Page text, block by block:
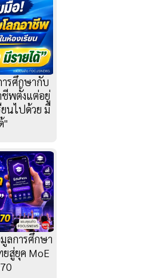
ารศึกษากับ
ชีพตั้งแต่อยู่
นไปด้วย มี
"
ลการศึกษา
ยสู่ยุค MoE